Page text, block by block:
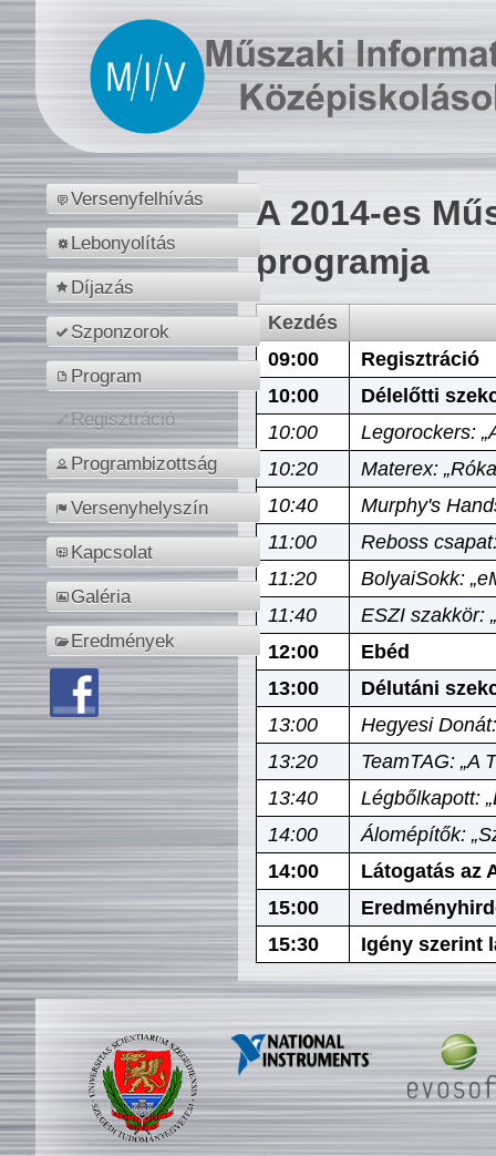
Versenyfelhívás
Lebonyolítás
Díjazás
Szponzorok
Program
Regisztráció
Programbizottság
Versenyhelyszín
Kapcsolat
Galéria
Eredmények
A 2014-es
programja
Kezdés
09:00
Regisztráció
10:00
Délelőtti
10:00
Legorockers:
10:20
Materex:
10:40
Murphy's
11:00
Reboss
11:20
BolyaiSokk:
11:40
ESZI szakkör:
12:00
Ebéd
13:00
Délutáni
13:00
Hegyesi
13:20
TeamTAG: „A
13:40
Légbőlkapott:
14:00
Álomépítők:
14:00
Látogatás az
15:00
15:30
Igény szerint